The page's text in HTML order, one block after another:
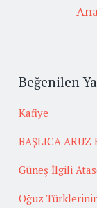
Beğenilen
Kafiye
BAŞLICA ARUZ
Güneş İlgili
Oğuz